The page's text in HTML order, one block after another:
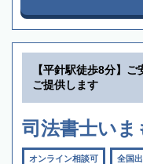
【平針駅徒歩8分】
ご提供します
司法書士いま
オンライン相談可 全国